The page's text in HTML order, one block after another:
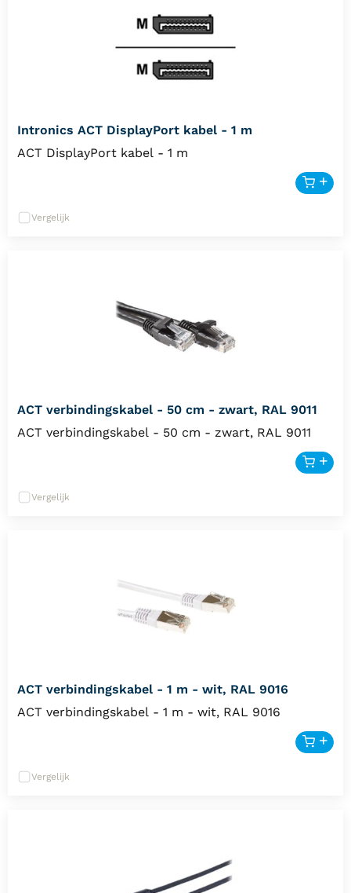
Intronics ACT DisplayPort kabel - 1 m
ACT DisplayPort kabel - 1 m
Vergelijk
ACT verbindingskabel - 50 cm - zwart, RAL 9011
ACT verbindingskabel - 50 cm - zwart, RAL 9011
Vergelijk
ACT verbindingskabel - 1 m - wit, RAL 9016
ACT verbindingskabel - 1 m - wit, RAL 9016
Vergelijk